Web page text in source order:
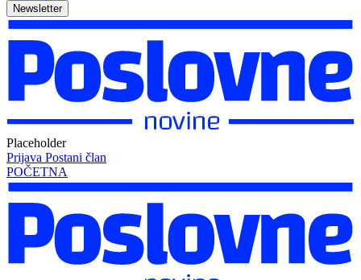
Newsletter
Placeholder
Prijava Postani član
POČETNA